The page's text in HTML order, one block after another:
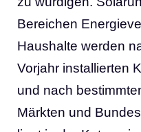
Bereichen
Haushalte werden
Vorjahr installierten
und nach
Märkten und